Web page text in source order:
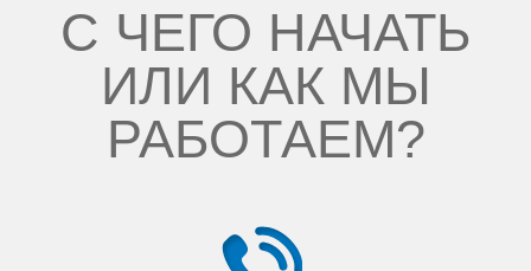
С ЧЕГО НАЧАТЬ
ИЛИ КАК МЫ
РАБОТАЕМ?